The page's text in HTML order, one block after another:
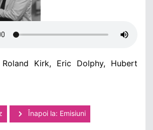
Kirk, Eric Dolphy, Hubert
Înapoi la: Emisiuni